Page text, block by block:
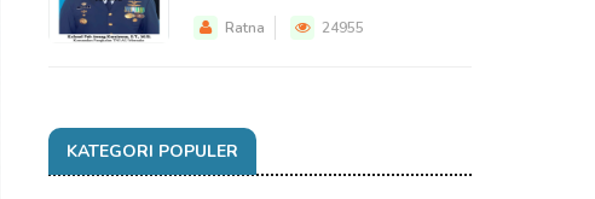
Ratna 24955
KATEGORI POPULER